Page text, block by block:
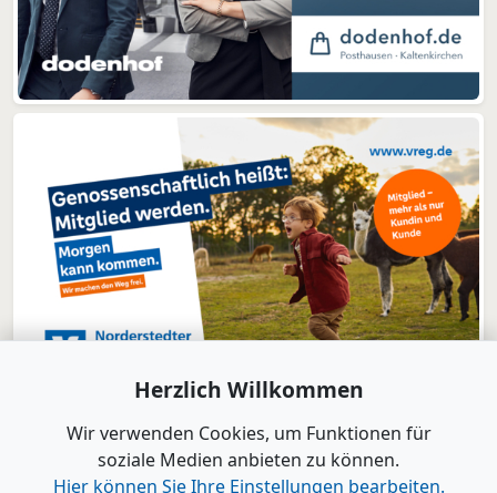
Herzlich Willkommen
Wir verwenden Cookies, um Funktionen für
soziale Medien anbieten zu können.
Hier können Sie Ihre Einstellungen bearbeiten.